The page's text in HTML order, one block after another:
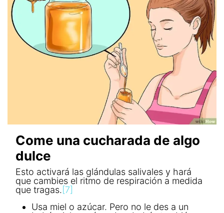
Come una cucharada de algo
dulce
Esto activará las glándulas salivales y hará
que cambies el ritmo de respiración a medida
que tragas.[7]
Usa miel o azúcar. Pero no le des a un